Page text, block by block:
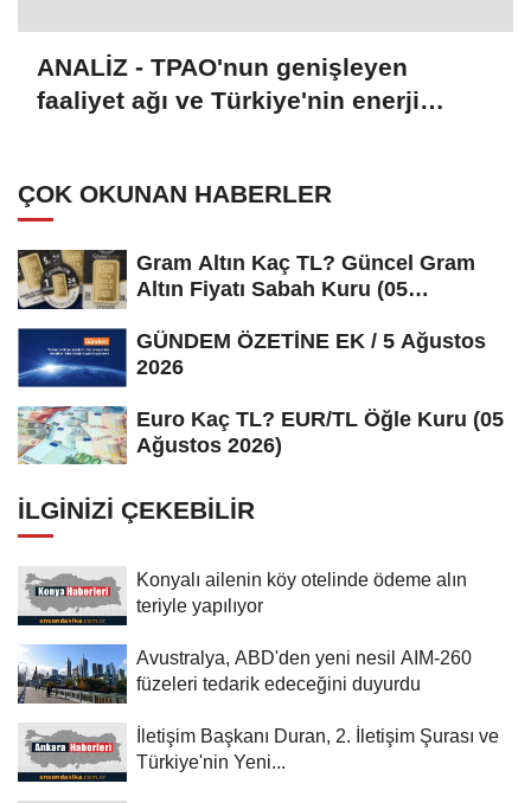
ANALİZ - TPAO'nun genişleyen
faaliyet ağı ve Türkiye'nin enerji
ÇOK OKUNAN HABERLER
Gram Altın Kaç TL? Güncel Gram
Altın Fiyatı Sabah Kuru (05
GÜNDEM ÖZETİNE EK / 5 Ağustos
2026
Euro Kaç TL? EUR/TL Öğle Kuru (05
Ağustos 2026)
İLGINIZI ÇEKEBILIR
Konyalı ailenin köy otelinde ödeme alın
teriyle yapılıyor
Avustralya, ABD'den yeni nesil AIM-260
füzeleri tedarik edeceğini duyurdu
İletişim Başkanı Duran, 2. İletişim Şurası ve
Türkiye'nin Yeni...